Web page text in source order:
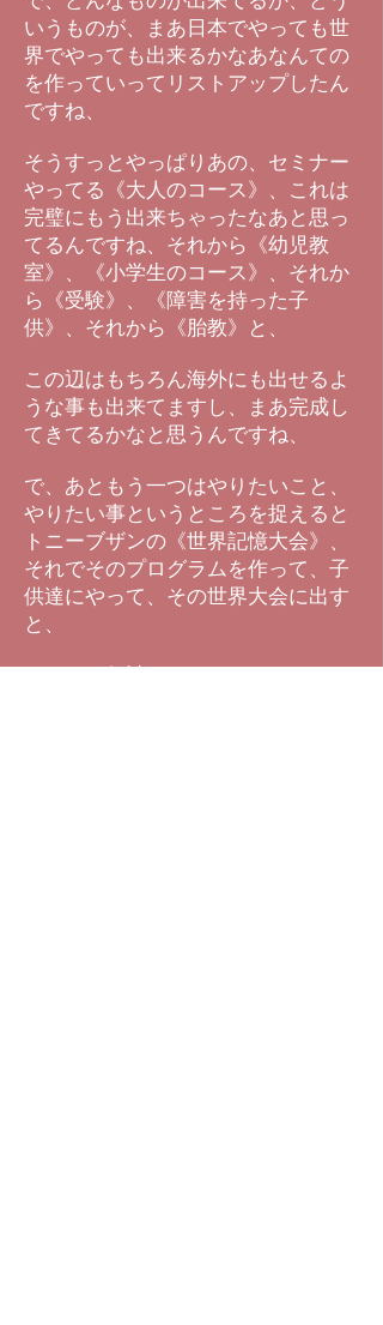
いうものが、まあ日本でやっても世
界でやっても出来るかなあなんての
を作っていってリストアップしたん
ですね、
そうすっとやっぱりあの、セミナー
やってる《大人のコース》、これは
完璧にもう出来ちゃったなあと思っ
てるんですね、それから《幼児教
室》、《小学生のコース》、それか
ら《受験》、《障害を持った子
供》、それから《胎教》と、
この辺はもちろん海外にも出せるよ
うな事も出来てますし、まあ完成し
てきてるかなと思うんですね、
で、あともう一つはやりたいこと、
やりたい事というところを捉えると
トニーブザンの《世界記憶大会》、
それでそのプログラムを作って、子
供達にやって、その世界大会に出す
と、